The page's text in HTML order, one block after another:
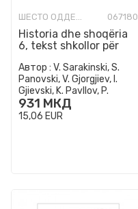
ШЕСТО ОДДЕЛЕНИЕ 067180
Historia dhe shoqëria
6, tekst shkollor për
arsimin fillo...
Автор : V. Sarakinski, S.
Panovski, V. Gjorgjiev, I.
Gjievski, K. Pavllov, P.
Trifunovski
931 МКД
15,06 EUR